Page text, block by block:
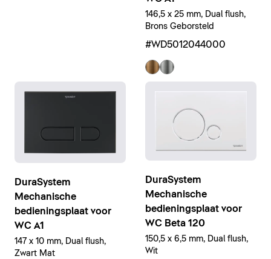
146,5 x 25 mm, Dual flush,
Brons Geborsteld
#WD5012044000
DuraSystem
Mechanische
bedieningsplaat voor
WC A1
147 x 10 mm, Dual flush,
Zwart Mat
DuraSystem
Mechanische
bedieningsplaat voor
WC Beta 120
150,5 x 6,5 mm, Dual flush,
Wit